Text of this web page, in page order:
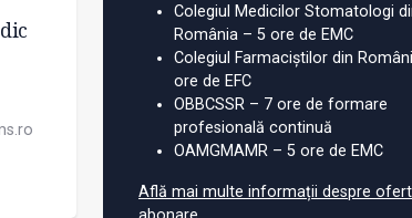
Colegiul Medicilor Stomatologi
România – 5 ore de EMC
Colegiul Farmaciștilor din
ore de EFC
OBBCSSR – 7 ore de formare
profesională continuă
OAMGMAMR – 5 ore de EMC
Află mai multe informații despre